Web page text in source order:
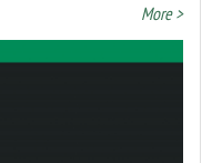
More >